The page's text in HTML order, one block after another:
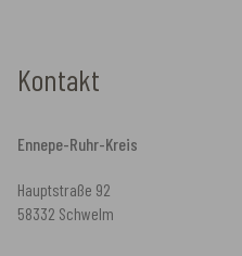
Kontakt
Ennepe-Ruhr-Kreis
Hauptstraße 92
58332 Schwelm